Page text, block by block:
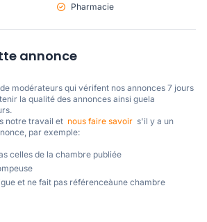
Pharmacie
annonce
modérateurs qui vérifent nos annonces 7 jours
la qualité des annonces ainsi guela
notre travail et nous faire savoir
  s'il y a un
par exemple:
celles de la chambre publiée
et ne fait pas référenceàune chambre